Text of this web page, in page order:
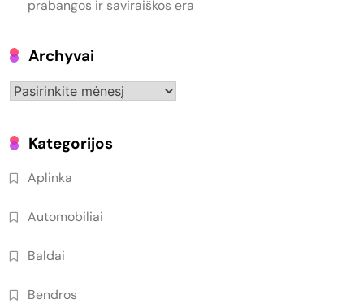
prabangos ir saviraiškos era
Archyvai
Archyvai
Kategorijos
Aplinka
Automobiliai
Baldai
Bendros